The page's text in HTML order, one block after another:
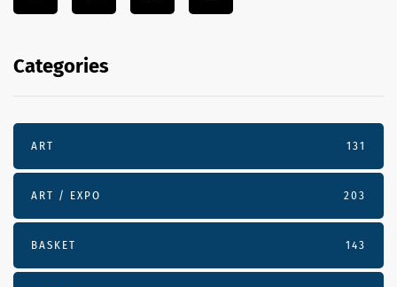
Categories
ART 131
ART / EXPO 203
BASKET 143